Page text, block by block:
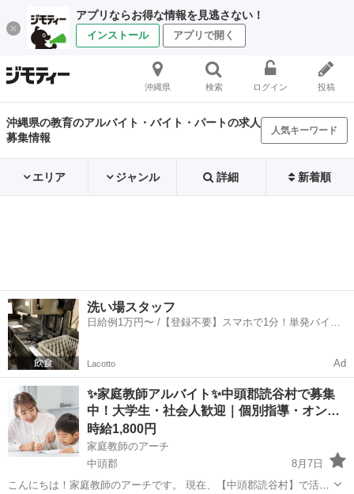
アプリならお得な情報を見逃さない！
インストール アプリで開く
沖縄県 検索 ログイン 投稿
沖縄県の教育のアルバイト・バイト・パートの求人
募集情報
人気キーワード
エリア ジャンル 詳細 新着順
洗い場スタッフ
日給例1万円〜 /【登録不要】スマホで1分！単発バイト
Lacotto Ad
✨家庭教師アルバイト✨中頭郡読谷村で募集
中！大学生・社会人歓迎｜個別指導・オン…
時給1,800円
家庭教師のアーチ
中頭郡
8月7日
こんにちは！家庭教師のアーチです。 現在、【中頭郡読谷村】で活躍